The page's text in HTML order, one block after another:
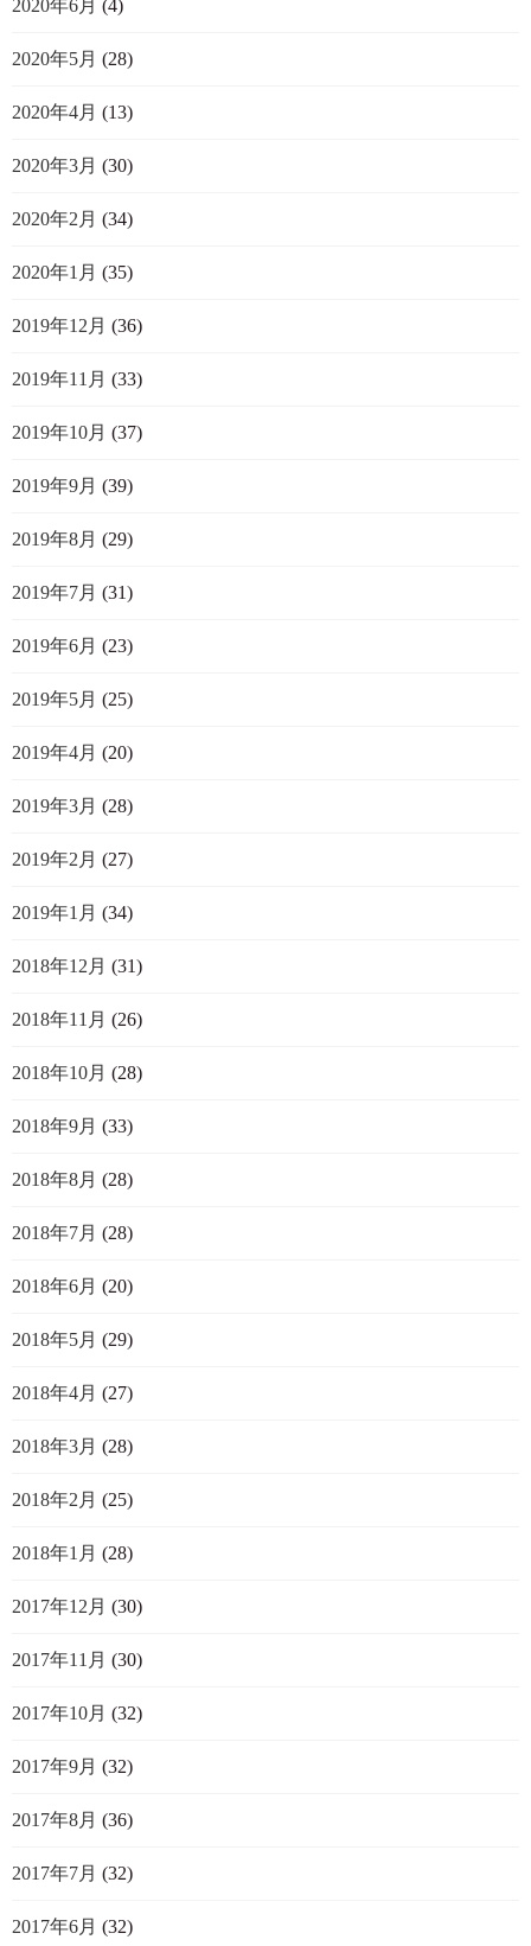
2020年6月 (4)
2020年5月 (28)
2020年4月 (13)
2020年3月 (30)
2020年2月 (34)
2020年1月 (35)
2019年12月 (36)
2019年11月 (33)
2019年10月 (37)
2019年9月 (39)
2019年8月 (29)
2019年7月 (31)
2019年6月 (23)
2019年5月 (25)
2019年4月 (20)
2019年3月 (28)
2019年2月 (27)
2019年1月 (34)
2018年12月 (31)
2018年11月 (26)
2018年10月 (28)
2018年9月 (33)
2018年8月 (28)
2018年7月 (28)
2018年6月 (20)
2018年5月 (29)
2018年4月 (27)
2018年3月 (28)
2018年2月 (25)
2018年1月 (28)
2017年12月 (30)
2017年11月 (30)
2017年10月 (32)
2017年9月 (32)
2017年8月 (36)
2017年7月 (32)
2017年6月 (32)